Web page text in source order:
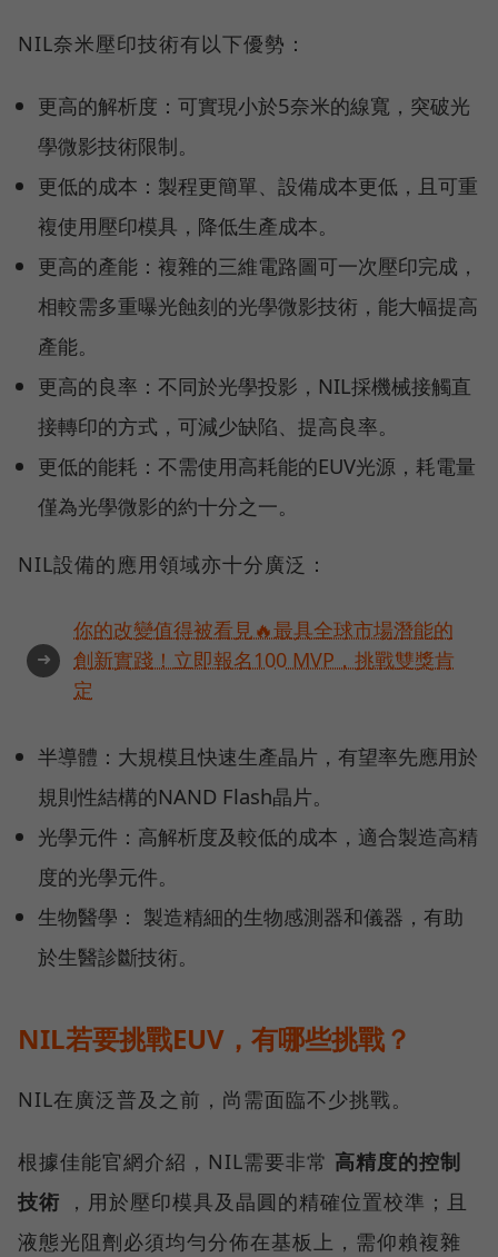
NIL奈米壓印技術有以下優勢：
更高的解析度：可實現小於5奈米的線寬，突破光
學微影技術限制。
更低的成本：製程更簡單、設備成本更低，且可重
複使用壓印模具，降低生產成本。
更高的產能：複雜的三維電路圖可一次壓印完成，
相較需多重曝光蝕刻的光學微影技術，能大幅提高
產能。
更高的良率：不同於光學投影，NIL採機械接觸直
接轉印的方式，可減少缺陷、提高良率。
更低的能耗：不需使用高耗能的EUV光源，耗電量
僅為光學微影的約十分之一。
NIL設備的應用領域亦十分廣泛：
➜
你的改變值得被看見🔥最具全球市場潛能的
創新實踐！立即報名100 MVP，挑戰雙獎肯
定
半導體：大規模且快速生產晶片，有望率先應用於
規則性結構的NAND Flash晶片。
光學元件：高解析度及較低的成本，適合製造高精
度的光學元件。
生物醫學： 製造精細的生物感測器和儀器，有助
於生醫診斷技術。
NIL若要挑戰EUV，有哪些挑戰？
NIL在廣泛普及之前，尚需面臨不少挑戰。
根據佳能官網介紹，NIL需要非常 高精度的控制
技術 ，用於壓印模具及晶圓的精確位置校準；且
液態光阻劑必須均勻分佈在基板上，需仰賴複雜